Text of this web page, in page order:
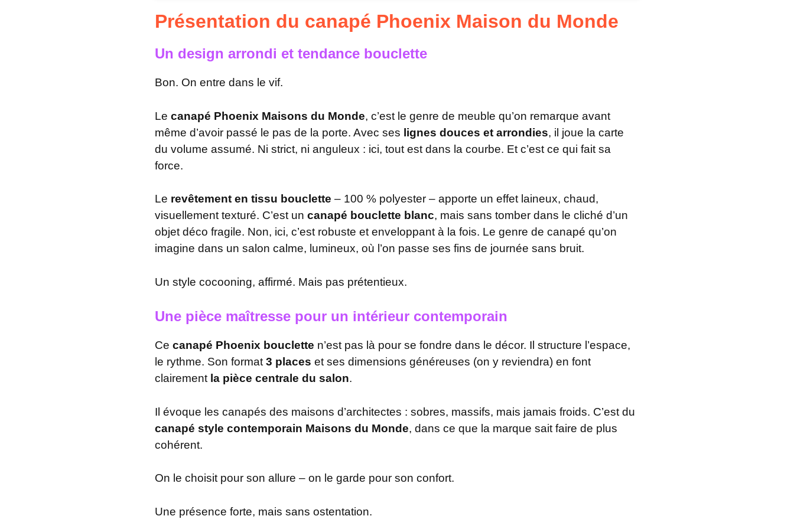
n
d
Présentation du canapé Phoenix Maison du Monde
Un design arrondi et tendance bouclette
Bon. On entre dans le vif.
Le canapé Phoenix Maisons du Monde, c’est le genre de meuble qu’on remarque avant
même d’avoir passé le pas de la porte. Avec ses lignes douces et arrondies, il joue la carte
du volume assumé. Ni strict, ni anguleux : ici, tout est dans la courbe. Et c’est ce qui fait sa
force.
Le revêtement en tissu bouclette – 100 % polyester – apporte un effet laineux, chaud,
visuellement texturé. C’est un canapé bouclette blanc, mais sans tomber dans le cliché d’un
objet déco fragile. Non, ici, c’est robuste et enveloppant à la fois. Le genre de canapé qu’on
imagine dans un salon calme, lumineux, où l’on passe ses fins de journée sans bruit.
Un style cocooning, affirmé. Mais pas prétentieux.
Une pièce maîtresse pour un intérieur contemporain
Ce canapé Phoenix bouclette n’est pas là pour se fondre dans le décor. Il structure l’espace,
le rythme. Son format 3 places et ses dimensions généreuses (on y reviendra) en font
clairement la pièce centrale du salon.
Il évoque les canapés des maisons d’architectes : sobres, massifs, mais jamais froids. C’est du
canapé style contemporain Maisons du Monde, dans ce que la marque sait faire de plus
cohérent.
On le choisit pour son allure – on le garde pour son confort.
Une présence forte, mais sans ostentation.